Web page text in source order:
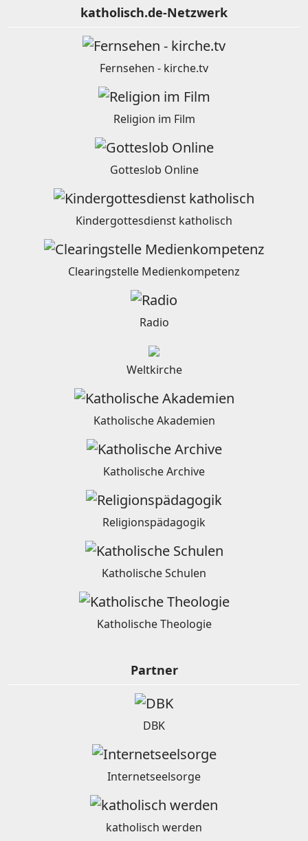
katholisch.de-Netzwerk
Fernsehen - kirche.tv
Religion im Film
Gotteslob Online
Kindergottesdienst katholisch
Clearingstelle Medienkompetenz
Radio
Weltkirche
Katholische Akademien
Katholische Archive
Religionspädagogik
Katholische Schulen
Katholische Theologie
Partner
DBK
Internetseelsorge
katholisch werden